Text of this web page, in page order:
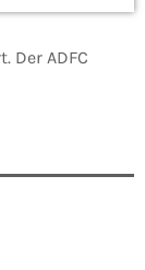
Der ADFC